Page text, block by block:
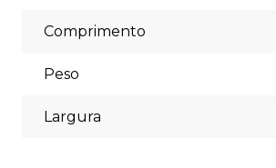
Comprimento
Peso
Largura